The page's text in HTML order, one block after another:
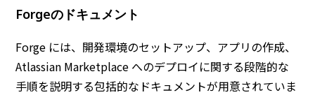
Forgeのドキュメント
Forge には、開発環境のセットアップ、アプリの作成、
Atlassian Marketplace へのデプロイに関する段階的な
手順を説明する包括的なドキュメントが用意されていま